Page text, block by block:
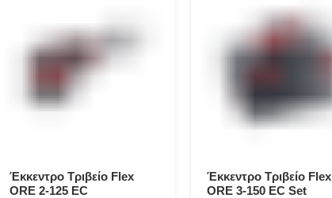
Έκκεντρο Τριβείο Flex
ORE 2-125 EC
Έκκεντρο Τριβείο Flex
ORE 3-150 EC Set